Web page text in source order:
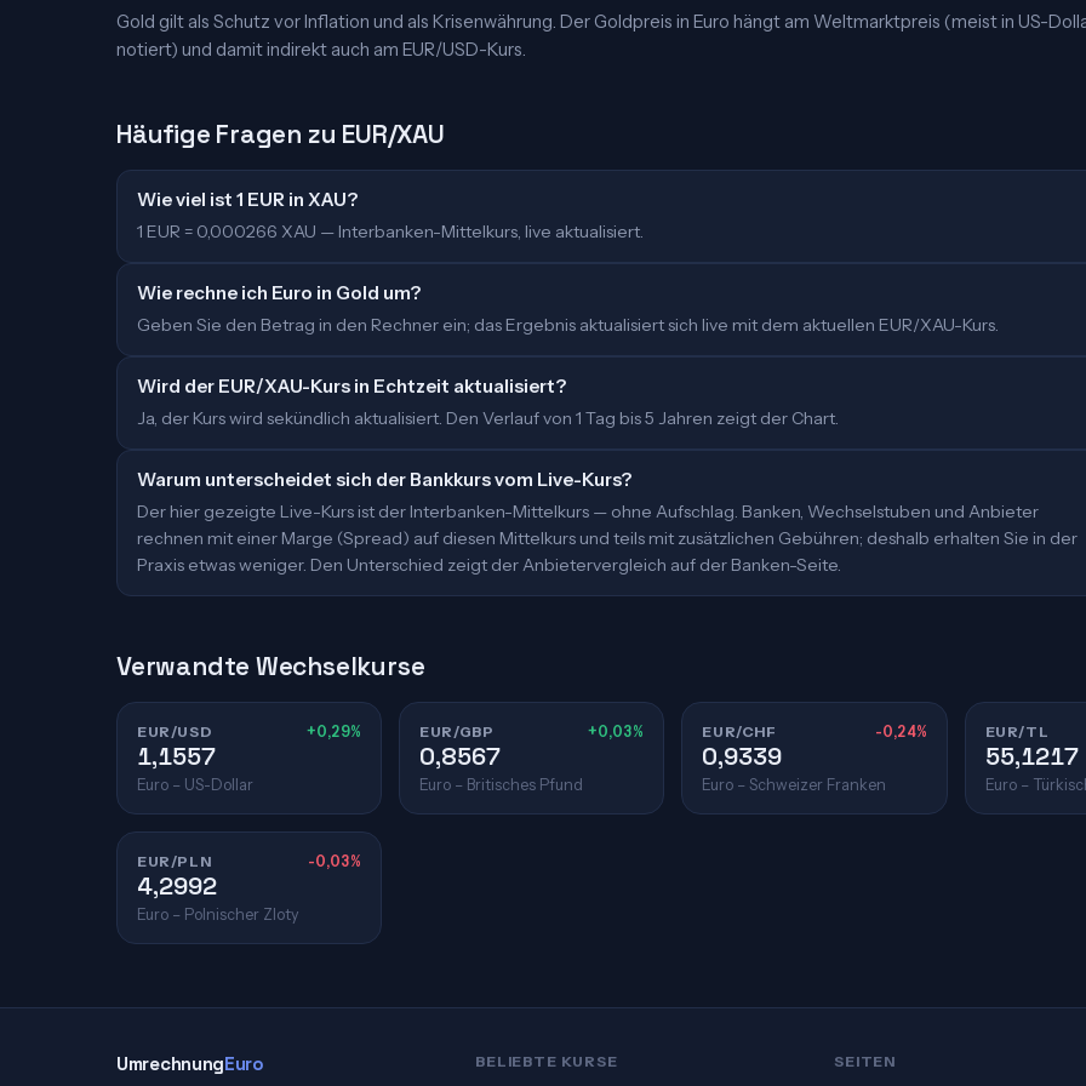
Gold gilt als Schutz vor Inflation und als Krisenwährung. Der Goldpreis in Euro hängt am Weltmarktpreis (meist in US-
notiert) und damit indirekt auch am EUR/USD-Kurs.
Häufige Fragen zu EUR/XAU
Wie viel ist 1 EUR in XAU?
1 EUR = 0,000266 XAU — Interbanken-Mittelkurs, live aktualisiert.
Wie rechne ich Euro in Gold um?
Geben Sie den Betrag in den Rechner ein; das Ergebnis aktualisiert sich live mit dem aktuellen EUR/XAU-Kurs.
Wird der EUR/XAU-Kurs in Echtzeit aktualisiert?
Ja, der Kurs wird sekündlich aktualisiert. Den Verlauf von 1 Tag bis 5 Jahren zeigt der Chart.
Warum unterscheidet sich der Bankkurs vom Live-Kurs?
Der hier gezeigte Live-Kurs ist der Interbanken-Mittelkurs — ohne Aufschlag. Banken, Wechselstuben und Anbieter
rechnen mit einer Marge (Spread) auf diesen Mittelkurs und teils mit zusätzlichen Gebühren; deshalb erhalten Sie in der
Praxis etwas weniger. Den Unterschied zeigt der Anbietervergleich auf der Banken-Seite.
Verwandte Wechselkurse
EUR/USD +0,29%
1,1557
Euro – US-Dollar
EUR/GBP +0,03%
0,8567
Euro – Britisches Pfund
EUR/CHF -0,24%
0,9339
Euro – Schweizer Franken
EUR/TL
55,1217
Euro –
EUR/PLN -0,03%
4,2992
Euro – Polnischer Zloty
UmrechnungEuro BELIEBTE KURSE SEITEN